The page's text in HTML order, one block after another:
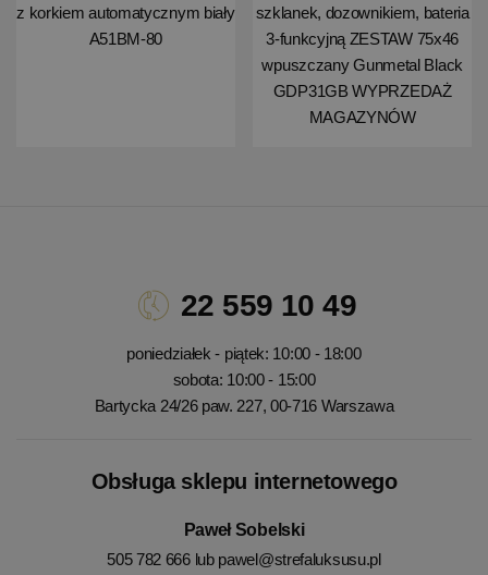
z korkiem automatycznym biały
A51BM-80
szklanek, dozownikiem, bateria
3-funkcyjną ZESTAW 75x46
wpuszczany Gunmetal Black
GDP31GB WYPRZEDAŻ
MAGAZYNÓW
22 559 10 49
poniedziałek - piątek: 10:00 - 18:00
sobota: 10:00 - 15:00
Bartycka 24/26 paw. 227, 00-716 Warszawa
Obsługa sklepu internetowego
Paweł Sobelski
505 782 666 lub pawel@strefaluksusu.pl